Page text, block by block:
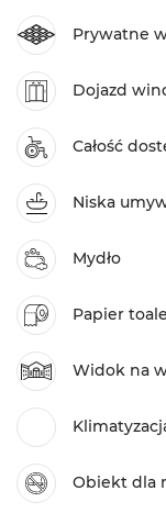
Prywatne
Dojazd
Całość
Niska
Mydło
Papier
Widok na
Obiekt dla